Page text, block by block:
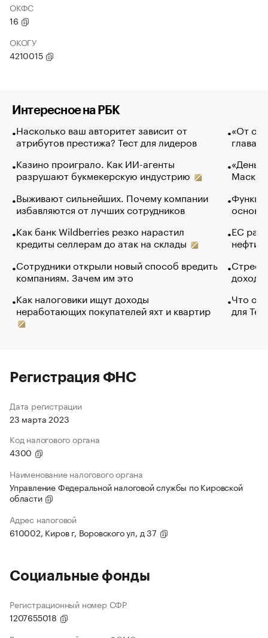
ОКФС
16
ОКОГУ
4210015
Интересное на РБК
Насколько ваш авторитет зависит от
атрибутов престижа? Тест для лидеров
Казино проиграло. Как ИИ-агенты
разрушают букмекерскую индустрию
Выживают сильнейших. Почему компании
избавляются от лучших сотрудников
Как банк Wildberries резко нарастил
кредиты селлерам до атак на склады
Сотрудники открыли новый способ вредить
компаниям. Зачем им это
Как налоговики ищут доходы
неработающих покупателей яхт и квартир
«От
глава
Маск в
основ
ЕС
нефти
Что
для
Регистрация ФНС
Дата регистрации
23 марта 2023
Код налогового органа
4300
Наименование налогового органа
Управление Федеральной налоговой службы по Кировской
области
Адрес налоговой
610002, Киров г, Воровского ул, д 37
Социальные фонды
Регистрационный номер СФР
1207655018